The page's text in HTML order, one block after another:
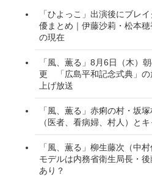
「ひよっこ」出演後にブレ
優まとめ｜伊藤沙莉・松本
の現在
「風、薫る」8月6日（木）
更 「広島平和記念式典」の
上げ放送
「風、薫る」赤痢の村・坂
（医者、看病婦、村人）と
「風、薫る」柳生藤次（中
モデルは内務省衛生局長・
あり？